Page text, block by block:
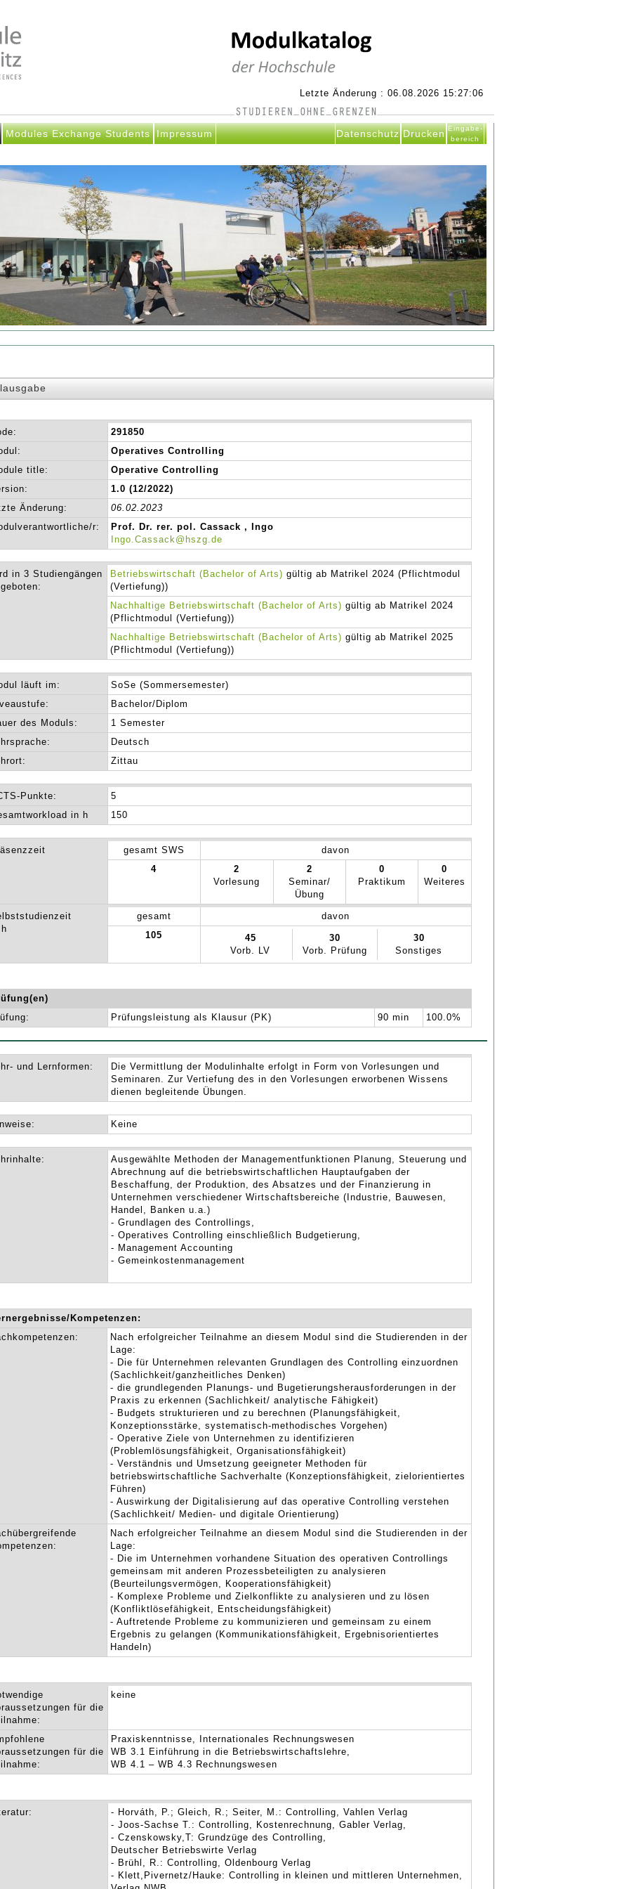
Letzte Änderung : 06.08.2026 15:27:06
Modules Exchange Students Impressum Datenschutz Drucken Eingabe-
bereich
291850
Operatives Controlling
title:
Operative Controlling
1.0 (12/2022)
Änderung:
06.02.2023
r:
Prof. Dr. rer. pol. Cassack , Ingo
Ingo.Cassack@hszg.de
in 3 Studiengängen
Betriebswirtschaft (Bachelor of Arts) gültig ab Matrikel 2024 (Pflichtmodul
(Vertiefung))
Nachhaltige Betriebswirtschaft (Bachelor of Arts) gültig ab Matrikel 2024
(Pflichtmodul (Vertiefung))
Nachhaltige Betriebswirtschaft (Bachelor of Arts) gültig ab Matrikel 2025
(Pflichtmodul (Vertiefung))
läuft im:
SoSe (Sommersemester)
Bachelor/Diplom
des Moduls:
1 Semester
Deutsch
Zittau
Punkte:
5
in h
150
gesamt SWS
davon
4
2
Vorlesung
2
Seminar/
Übung
0
Praktikum
0
Weiteres
gesamt
davon
105
45
Vorb. LV
30
Vorb. Prüfung
30
Sonstiges
Prüfungsleistung als Klausur (PK) 90 min 100.0%
und Lernformen:
Die Vermittlung der Modulinhalte erfolgt in Form von Vorlesungen und
Seminaren. Zur Vertiefung des in den Vorlesungen erworbenen Wissens
dienen begleitende Übungen.
Keine
Ausgewählte Methoden der Managementfunktionen Planung, Steuerung und
Abrechnung auf die betriebswirtschaftlichen Hauptaufgaben der
Beschaffung, der Produktion, des Absatzes und der Finanzierung in
Unternehmen verschiedener Wirtschaftsbereiche (Industrie, Bauwesen,
Handel, Banken u.a.)
- Grundlagen des Controllings,
- Operatives Controlling einschließlich Budgetierung,
- Management Accounting
- Gemeinkostenmanagement
Kompetenzen:
Nach erfolgreicher Teilnahme an diesem Modul sind die Studierenden in der
Lage:
- Die für Unternehmen relevanten Grundlagen des Controlling einzuordnen
(Sachlichkeit/ganzheitliches Denken)
- die grundlegenden Planungs- und Bugetierungsherausforderungen in der
Praxis zu erkennen (Sachlichkeit/ analytische Fähigkeit)
- Budgets strukturieren und zu berechnen (Planungsfähigkeit,
Konzeptionsstärke, systematisch-methodisches Vorgehen)
- Operative Ziele von Unternehmen zu identifizieren
(Problemlösungsfähigkeit, Organisationsfähigkeit)
- Verständnis und Umsetzung geeigneter Methoden für
betriebswirtschaftliche Sachverhalte (Konzeptionsfähigkeit, zielorientiertes
Führen)
- Auswirkung der Digitalisierung auf das operative Controlling verstehen
(Sachlichkeit/ Medien- und digitale Orientierung)
Nach erfolgreicher Teilnahme an diesem Modul sind die Studierenden in der
Lage:
- Die im Unternehmen vorhandene Situation des operativen Controllings
gemeinsam mit anderen Prozessbeteiligten zu analysieren
(Beurteilungsvermögen, Kooperationsfähigkeit)
- Komplexe Probleme und Zielkonflikte zu analysieren und zu lösen
(Konfliktlösefähigkeit, Entscheidungsfähigkeit)
- Auftretende Probleme zu kommunizieren und gemeinsam zu einem
Ergebnis zu gelangen (Kommunikationsfähigkeit, Ergebnisorientiertes
Handeln)
für die
keine
für die
Praxiskenntnisse, Internationales Rechnungswesen
WB 3.1 Einführung in die Betriebswirtschaftslehre,
WB 4.1 – WB 4.3 Rechnungswesen
- Horváth, P.; Gleich, R.; Seiter, M.: Controlling, Vahlen Verlag
- Joos-Sachse T.: Controlling, Kostenrechnung, Gabler Verlag,
- Czenskowsky,T: Grundzüge des Controlling,
Deutscher Betriebswirte Verlag
- Brühl, R.: Controlling, Oldenbourg Verlag
- Klett,Pivernetz/Hauke: Controlling in kleinen und mittleren Unternehmen,